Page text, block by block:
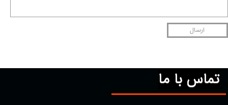
ارسال
تماس با ما